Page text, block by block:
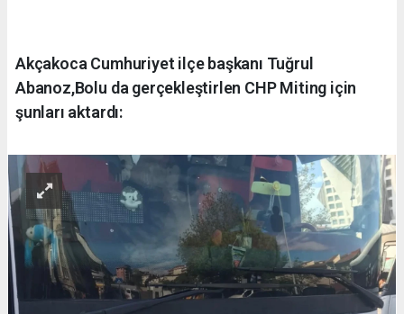
Akçakoca Cumhuriyet ilçe başkanı Tuğrul
Abanoz,Bolu da gerçekleştirlen CHP Miting için
şunları aktardı: